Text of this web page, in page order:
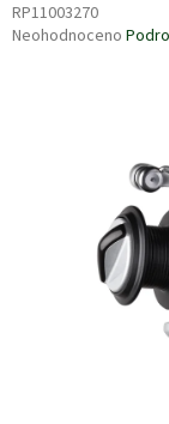
RP11003270
Průměrné
Neohodnoceno